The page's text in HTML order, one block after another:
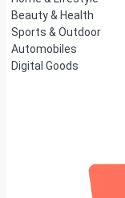
Beauty & Health
Sports & Outdoor
Automobiles
Digital Goods